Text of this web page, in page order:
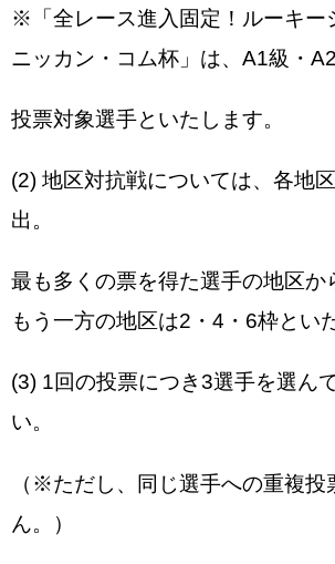
※「全レース進入固定！ルーキー
ニッカン・コム杯」は、A1級・
投票対象選手といたします。
(2) 地区対抗戦については、各地
出。
最も多くの票を得た選手の地区か
もう一方の地区は2・4・6枠とい
(3) 1回の投票につき3選手を選ん
い。
（※ただし、同じ選手への重複投
ん。）